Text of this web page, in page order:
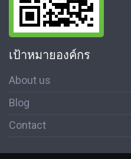
เป้าหมายองค์กร
About us
Blog
Contact